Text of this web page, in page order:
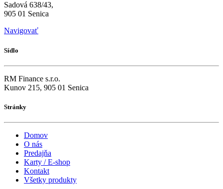
Sadová 638/43,
905 01 Senica
Navigovať
Sídlo
RM Finance s.r.o.
Kunov 215, 905 01 Senica
Stránky
Domov
O nás
Predajňa
Karty / E-shop
Kontakt
Všetky produkty